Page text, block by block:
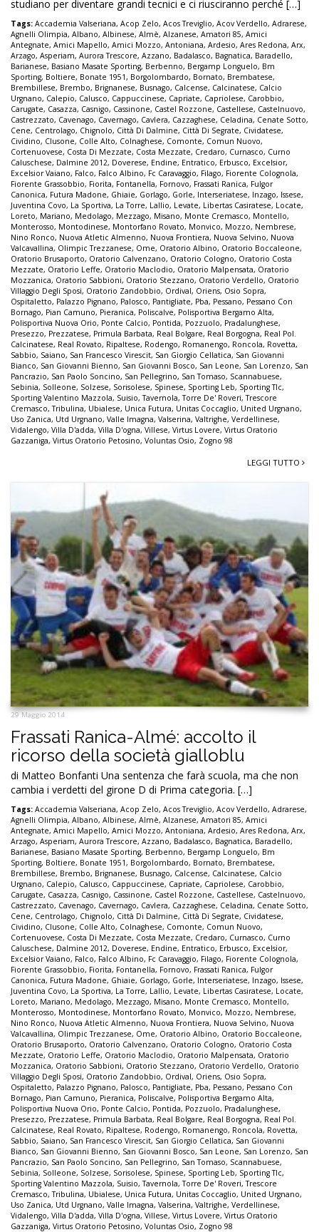
studiano per diventare grandi tecnici e ci riusciranno perché […]
Tags: Accademia Valseriana, Acop Zelo, Acos Treviglio, Acov Verdello, Adrarese,
Agnelli Olimpia, Albano, Albinese, Almè, Alzanese, Amatori 85, Amici
Antegnate, Amici Mapello, Amici Mozzo, Antoniana, Ardesio, Ares Redona, Arx,
Arzago, Asperiam, Aurora Trescore, Azzano, Badalasco, Bagnatica, Baradello,
Barianese, Basiano Masate Sporting, Berbenno, Bergamp Longuelo, Bm
Sporting, Boltiere, Bonate 1951, Borgolombardo, Bornato, Brembatese,
Brembillese, Brembo, Brignanese, Busnago, Calcense, Calcinatese, Calcio
Urgnano, Calepio, Calusco, Cappuccinese, Capriate, Capriolese, Carobbio,
Carugate, Casazza, Casnigo, Cassinone, Castel Rozzone, Castellese, Castelnuovo,
Castrezzato, Cavenago, Cavernago, Cavlera, Cazzaghese, Celadina, Cenate Sotto,
Cene, Centrolago, Chignolo, Città Di Dalmine, Città Di Segrate, Cividatese,
Cividino, Clusone, Colle Alto, Colnaghese, Comonte, Comun Nuovo,
Cortenuovese, Costa Di Mezzate, Costa Mezzate, Credaro, Curnasco, Curno
Caluschese, Dalmine 2012, Doverese, Endine, Entratico, Erbusco, Excelsior,
Excelsior Vaiano, Falco, Falco Albino, Fc Caravaggio, Filago, Fiorente Colognola,
Fiorente Grassobbio, Fiorita, Fontanella, Fornovo, Frassati Ranica, Fulgor
Canonica, Futura Madone, Ghiaie, Gorlago, Gorle, Interseriatese, Inzago, Issese,
Juventina Covo, La Sportiva, La Torre, Lallio, Levate, Libertas Casiratese, Locate,
Loreto, Mariano, Medolago, Mezzago, Misano, Monte Cremasco, Montello,
Monterosso, Montodinese, Montorfano Rovato, Monvico, Mozzo, Nembrese,
Nino Ronco, Nuova Atletic Almenno, Nuova Frontiera, Nuova Selvino, Nuova
Valcavallina, Olimpic Trezzanese, Ome, Oratorio Albino, Oratorio Boccaleone,
Oratorio Brusaporto, Oratorio Calvenzano, Oratorio Cologno, Oratorio Costa
Mezzate, Oratorio Leffe, Oratorio Maclodio, Oratorio Malpensata, Oratorio
Mozzanica, Oratorio Sabbioni, Oratorio Stezzano, Oratorio Verdello, Oratorio
Villaggio Degli Sposi, Oratorio Zandobbio, Ordival, Oriens, Osio Sopra,
Ospitaletto, Palazzo Pignano, Palosco, Pantigliate, Pba, Pessano, Pessano Con
Bornago, Pian Camuno, Pieranica, Poliscalve, Polisportiva Bergamo Alta,
Polisportiva Nuova Orio, Ponte Calcio, Pontida, Pozzuolo, Pradalunghese,
Presezzo, Prezzatese, Primula Barbata, Real Bolgare, Real Borgogna, Real Pol.
Calcinatese, Real Rovato, Ripaltese, Rodengo, Romanengo, Roncola, Rovetta,
Sabbio, Saiano, San Francesco Virescit, San Giorgio Cellatica, San Giovanni
Bianco, San Giovanni Bienno, San Giovanni Bosco, San Leone, San Lorenzo, San
Pancrazio, San Paolo Soncino, San Pellegrino, San Tomaso, Scannabuese,
Sebinia, Solleone, Solzese, Sorisolese, Spinese, Sporting Leb, Sporting Tlc,
Sporting Valentino Mazzola, Suisio,Tavernola,Torre De' Roveri,Trescore
Cremasco,Tribulina, Ubialese, Unica Futura, Unitas Coccaglio, United Urgnano,
Uso Zanica, Utd Urgnano, Valle Imagna, Valserina, Valtrighe, Verdellinese,
Vidalengo, Villa D'adda, Villa D'ogna, Villese, Virtus Lovere, Virtus Oratorio
Gazzaniga, Virtus Oratorio Petosino, Voluntas Osio, Zogno 98
LEGGI TUTTO
29 Maggio 2014
Frassati Ranica-Almé: accolto il
ricorso della società gialloblu
di Matteo Bonfanti Una sentenza che farà scuola, ma che non
cambia i verdetti del girone D di Prima categoria. […]
Tags: Accademia Valseriana, Acop Zelo, Acos Treviglio, Acov Verdello, Adrarese,
Agnelli Olimpia, Albano, Albinese, Almè, Alzanese, Amatori 85, Amici
Antegnate, Amici Mapello, Amici Mozzo, Antoniana, Ardesio, Ares Redona, Arx,
Arzago, Asperiam, Aurora Trescore, Azzano, Badalasco, Bagnatica, Baradello,
Barianese, Basiano Masate Sporting, Berbenno, Bergamp Longuelo, Bm
Sporting, Boltiere, Bonate 1951, Borgolombardo, Bornato, Brembatese,
Brembillese, Brembo, Brignanese, Busnago, Calcense, Calcinatese, Calcio
Urgnano, Calepio, Calusco, Cappuccinese, Capriate, Capriolese, Carobbio,
Carugate, Casazza, Casnigo, Cassinone, Castel Rozzone, Castellese, Castelnuovo,
Castrezzato, Cavenago, Cavernago, Cavlera, Cazzaghese, Celadina, Cenate Sotto,
Cene, Centrolago, Chignolo, Città Di Dalmine, Città Di Segrate, Cividatese,
Cividino, Clusone, Colle Alto, Colnaghese, Comonte, Comun Nuovo,
Cortenuovese, Costa Di Mezzate, Costa Mezzate, Credaro, Curnasco, Curno
Caluschese, Dalmine 2012, Doverese, Endine, Entratico, Erbusco, Excelsior,
Excelsior Vaiano, Falco, Falco Albino, Fc Caravaggio, Filago, Fiorente Colognola,
Fiorente Grassobbio, Fiorita, Fontanella, Fornovo, Frassati Ranica, Fulgor
Canonica, Futura Madone, Ghiaie, Gorlago, Gorle, Interseriatese, Inzago, Issese,
Juventina Covo, La Sportiva, La Torre, Lallio, Levate, Libertas Casiratese, Locate,
Loreto, Mariano, Medolago, Mezzago, Misano, Monte Cremasco, Montello,
Monterosso, Montodinese, Montorfano Rovato, Monvico, Mozzo, Nembrese,
Nino Ronco, Nuova Atletic Almenno, Nuova Frontiera, Nuova Selvino, Nuova
Valcavallina, Olimpic Trezzanese, Ome, Oratorio Albino, Oratorio Boccaleone,
Oratorio Brusaporto, Oratorio Calvenzano, Oratorio Cologno, Oratorio Costa
Mezzate, Oratorio Leffe, Oratorio Maclodio, Oratorio Malpensata, Oratorio
Mozzanica, Oratorio Sabbioni, Oratorio Stezzano, Oratorio Verdello, Oratorio
Villaggio Degli Sposi, Oratorio Zandobbio, Ordival, Oriens, Osio Sopra,
Ospitaletto, Palazzo Pignano, Palosco, Pantigliate, Pba, Pessano, Pessano Con
Bornago, Pian Camuno, Pieranica, Poliscalve, Polisportiva Bergamo Alta,
Polisportiva Nuova Orio, Ponte Calcio, Pontida, Pozzuolo, Pradalunghese,
Presezzo, Prezzatese, Primula Barbata, Real Bolgare, Real Borgogna, Real Pol.
Calcinatese, Real Rovato, Ripaltese, Rodengo, Romanengo, Roncola, Rovetta,
Sabbio, Saiano, San Francesco Virescit, San Giorgio Cellatica, San Giovanni
Bianco, San Giovanni Bienno, San Giovanni Bosco, San Leone, San Lorenzo, San
Pancrazio, San Paolo Soncino, San Pellegrino, San Tomaso, Scannabuese,
Sebinia, Solleone, Solzese, Sorisolese, Spinese, Sporting Leb, Sporting Tlc,
Sporting Valentino Mazzola, Suisio,Tavernola,Torre De' Roveri,Trescore
Cremasco,Tribulina, Ubialese, Unica Futura, Unitas Coccaglio, United Urgnano,
Uso Zanica, Utd Urgnano, Valle Imagna, Valserina, Valtrighe, Verdellinese,
Vidalengo, Villa D'adda, Villa D'ogna, Villese, Virtus Lovere, Virtus Oratorio
Gazzaniga, Virtus Oratorio Petosino, Voluntas Osio, Zogno 98